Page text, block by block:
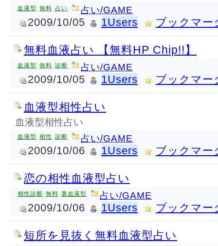
血液型 無料 占い 占い/GAME
2009/10/05 1Users ブックマー
無料血液占い 【無料HP Chip!!】
血液型 無料 診断 占い/GAME
2009/10/05 1Users ブックマー
血液型相性占い
血液型相性占い
血液型 相性 診断 占い/GAME
2009/10/06 1Users ブックマー
恋の相性血液型占い
相性診断 無料 裏血液型 占い/GAME
2009/10/06 1Users ブックマー
短所を見抜く無料血液型占い